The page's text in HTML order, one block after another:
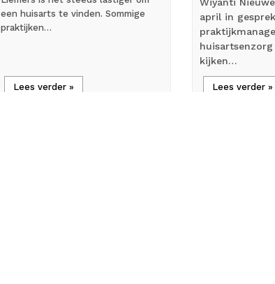
een huisarts te vinden. Sommige
praktijken…
Lees verder »
april in
kijken…
Lees verder »